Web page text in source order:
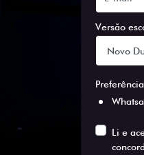
Versão
Li e